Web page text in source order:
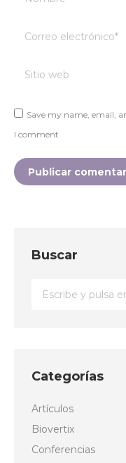
Correo electrónico *
Sitio web
Save my name, email,
I comment.
Publicar
Buscar
Buscar:
Categorías
Artículos
Biovertix
Conferencias